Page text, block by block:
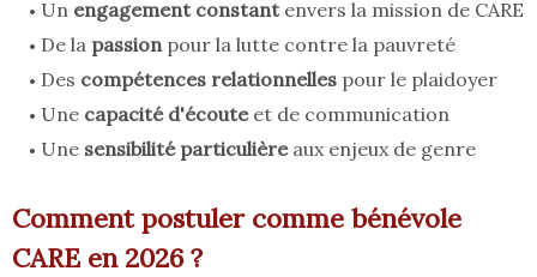
Un engagement constantenvers la mission de CARE
De la passionpour la lutte contre la pauvreté
Des compétences relationnelles pour le plaidoyer
Une capacité d'écouteet de communication
Une sensibilité particulièreaux enjeux de genre
Comment postuler comme bénévole
CARE en 2026 ?